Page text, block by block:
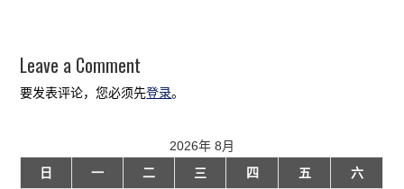
Leave a Comment
要发表评论，您必须先登录。
2026年 8月
日
一 二 三 四 五 六